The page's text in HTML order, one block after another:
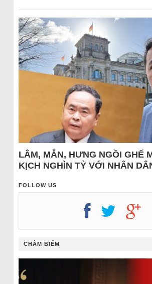
LÂM, MẪN, HƯNG NGỒI GHẾ
KỊCH NGHÌN TỶ VỚI NHÂN
FOLLOW US
CHÂM BIẾM